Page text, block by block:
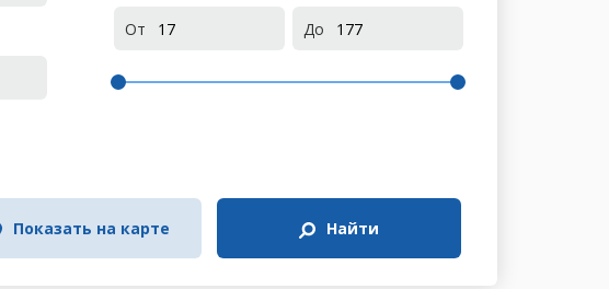
От
До
Показать на карте Найти